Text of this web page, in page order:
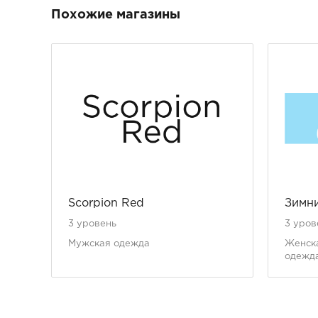
Похожие магазины
Scorpion Red
3 уровень
Мужская одежда
3